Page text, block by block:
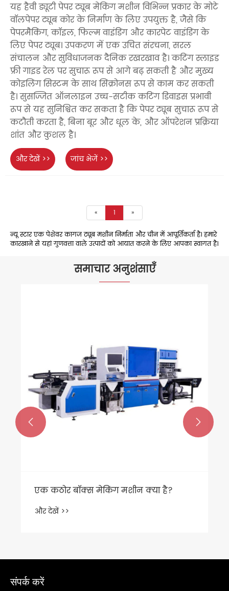
यह हैवी ड्यूटी पेपर ट्यूब मेकिंग मशीन विभिन्न प्रकार के मोटे
वॉलपेपर ट्यूब कोर के निर्माण के लिए उपयुक्त है, जैसे कि
पेपरमैकिंग, कॉइल, फिल्म वाइंडिंग और कारपेट वाइंडिंग के
लिए पेपर ट्यूब। उपकरण में एक उचित संरचना, सरल
संचालन और सुविधाजनक दैनिक रखरखाव है। कटिंग स्लाइड
फ्री गाइड रेल पर सुचारू रूप से आगे बढ़ सकती है और मुख्य
कोइलिंग सिस्टम के साथ सिंक्रोनस रूप से काम कर सकती
है। सुसज्जित ऑनलाइन उच्च-सटीक कटिंग डिवाइस प्रभावी
रूप से यह सुनिश्चित कर सकता है कि पेपर ट्यूब सुचारू रूप से
कटौती करता है, बिना बूर और धूल के, और ऑपरेशन प्रक्रिया
शांत और कुशल है।
और देखें >> जांच भेजें >>
« 1 »
न्यू स्टार एक पेशेवर कागज ट्यूब मशीन निर्माता और चीन में आपूर्तिकर्ता है। हमारे
कारखाने से यहां गुणवत्ता वाले उत्पादों को आयात करने के लिए आपका स्वागत है।
समाचार अनुशंसाएँ
 
संपर्क करें